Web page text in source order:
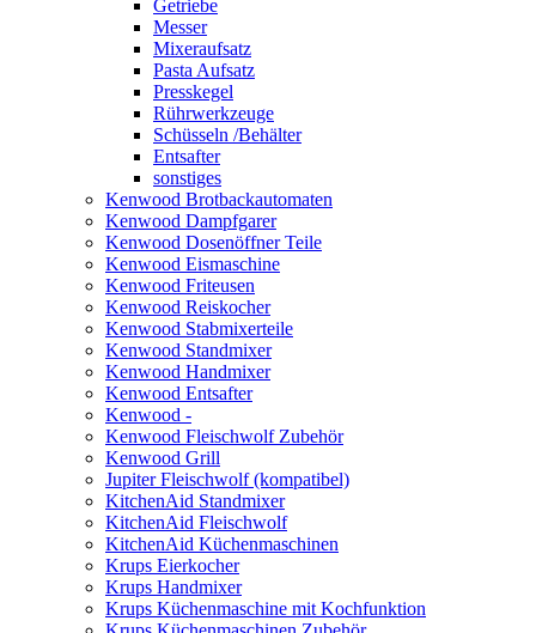
Getriebe
Messer
Mixeraufsatz
Pasta Aufsatz
Presskegel
Rührwerkzeuge
Schüsseln /Behälter
Entsafter
sonstiges
Kenwood Brotbackautomaten
Kenwood Dampfgarer
Kenwood Dosenöffner Teile
Kenwood Eismaschine
Kenwood Friteusen
Kenwood Reiskocher
Kenwood Stabmixerteile
Kenwood Standmixer
Kenwood Handmixer
Kenwood Entsafter
Kenwood -
Kenwood Fleischwolf Zubehör
Kenwood Grill
Jupiter Fleischwolf (kompatibel)
KitchenAid Standmixer
KitchenAid Fleischwolf
KitchenAid Küchenmaschinen
Krups Eierkocher
Krups Handmixer
Krups Küchenmaschine mit Kochfunktion